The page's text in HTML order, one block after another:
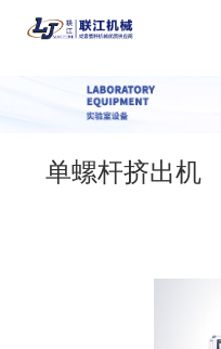
单螺杆挤出机